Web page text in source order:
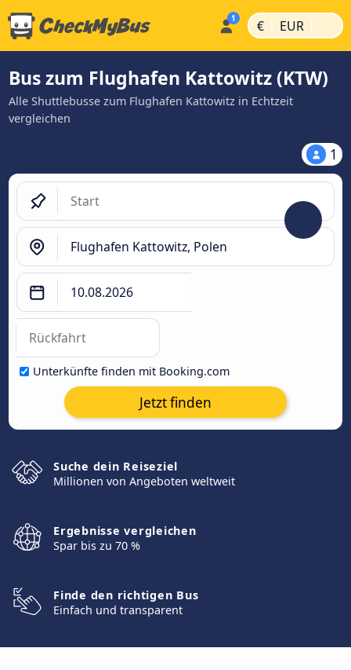
€ | EUR |
Bus zum Flughafen Kattowitz (KTW)
Alle Shuttlebusse zum Flughafen Kattowitz in Echtzeit
vergleichen
1
Unterkünfte finden mit Booking.com
Jetzt finden
Suche dein Reiseziel
Millionen von Angeboten weltweit
Ergebnisse vergleichen
Spar bis zu 70 %
Finde den richtigen Bus
Einfach und transparent